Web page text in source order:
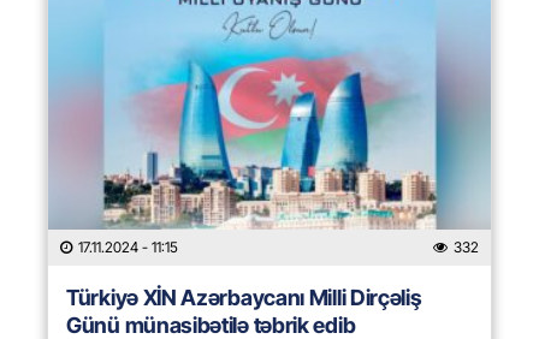
17.11.2024 - 11:15 332
Türkiyə XİN Azərbaycanı Milli Dirçəliş
Günü münasibətilə təbrik edib